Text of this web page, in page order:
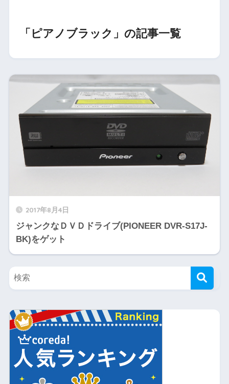
「ピアノブラック」の記事一覧
2017年8月4日
ジャンクなＤＶＤドライブ(PIONEER DVR-S17J-
BK)をゲット